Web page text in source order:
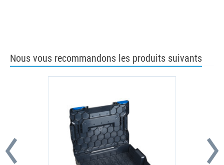
Nous vous recommandons les produits suivants